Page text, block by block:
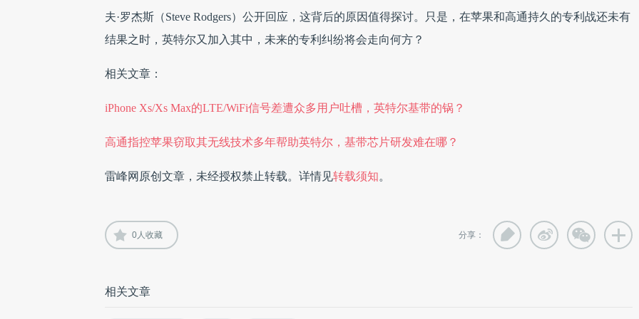
夫·罗杰斯（Steve Rodgers）公开回应，这背后的原因值得探讨。只是，在苹果和高通持久的专利战还未有
结果之时，英特尔又加入其中，未来的专利纠纷将会走向何方？
相关文章：
iPhone Xs/Xs Max的LTE/WiFi信号差遭众多用户吐槽，英特尔基带的锅？
高通指控苹果窃取其无线技术多年帮助英特尔，基带芯片研发难在哪？
雷峰网原创文章，未经授权禁止转载。详情见转载须知。
0人收藏 分享：
相关文章